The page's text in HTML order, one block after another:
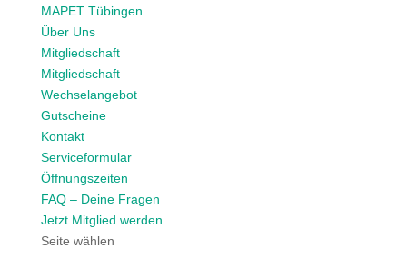
MAPET Tübingen
Über Uns
Mitgliedschaft
Mitgliedschaft
Wechselangebot
Gutscheine
Kontakt
Serviceformular
Öffnungszeiten
FAQ – Deine Fragen
Jetzt Mitglied werden
Seite wählen